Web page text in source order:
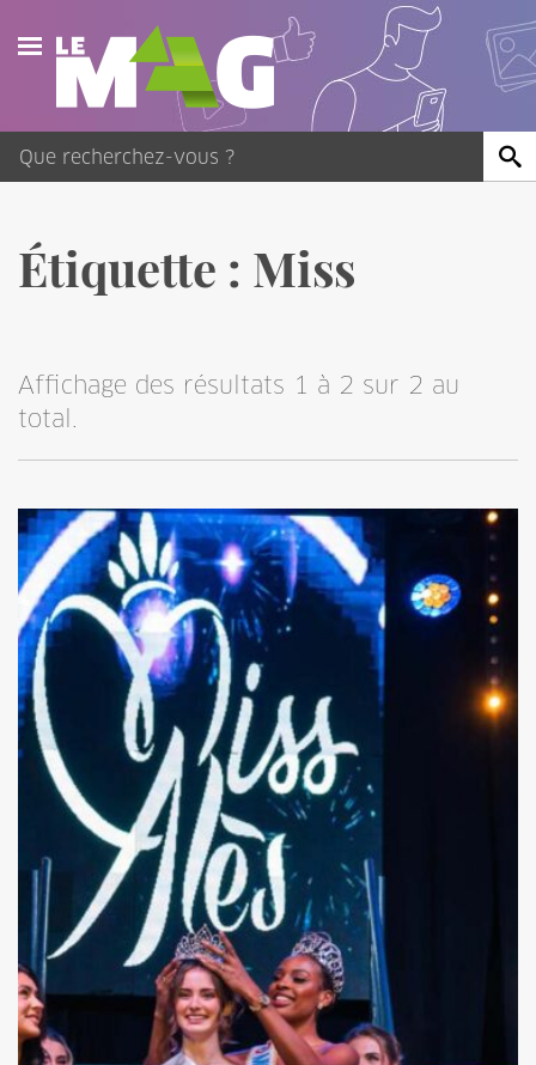
Actualités
Agenda
Vidéos
Étiquette : Miss
Affichage des résultats 1 à 2 sur 2 au
total.